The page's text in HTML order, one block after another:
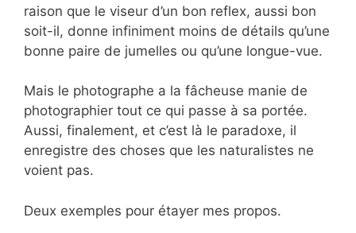
raison que le viseur d’un bon reflex, aussi bon
soit-il, donne infiniment moins de détails qu’une
bonne paire de jumelles ou qu’une longue-vue.
Mais le photographe a la fâcheuse manie de
photographier tout ce qui passe à sa portée.
Aussi, finalement, et c’est là le paradoxe, il
enregistre des choses que les naturalistes ne
voient pas.
Deux exemples pour étayer mes propos.